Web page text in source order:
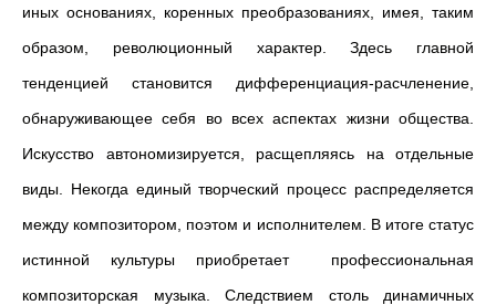
иных основаниях, коренных преобразованиях, имея, таким
образом, революционный характер. Здесь главной
тенденцией становится дифференциация-расчленение,
обнаруживающее себя во всех аспектах жизни общества.
Искусство автономизируется, расщепляясь на отдельные
виды. Некогда единый творческий процесс распределяется
между композитором, поэтом и исполнителем. В итоге статус
истинной культуры приобретает профессиональная
композиторская музыка. Следствием столь динамичных